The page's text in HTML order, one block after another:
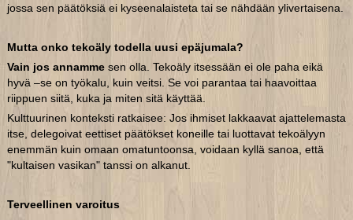
jossa sen päätöksiä ei kyseenalaisteta tai se nähdään ylivertaisena.
Mutta onko tekoäly todella uusi epäjumala?
Vain jos annammesen olla. Tekoäly itsessään ei ole paha eikä
hyvä –se on työkalu, kuin veitsi. Se voi parantaa tai haavoittaa
riippuen siitä, kuka ja miten sitä käyttää.
Kulttuurinen konteksti ratkaisee: Jos ihmiset lakkaavat ajattelemasta
itse, delegoivat eettiset päätökset koneille tai luottavat tekoälyyn
enemmän kuin omaan omatuntoonsa, voidaan kyllä sanoa, että
"kultaisen vasikan" tanssi on alkanut.
Terveellinen varoitus